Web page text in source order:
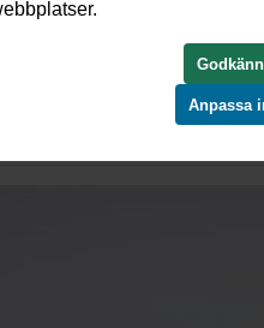
må illa"
Anpassa